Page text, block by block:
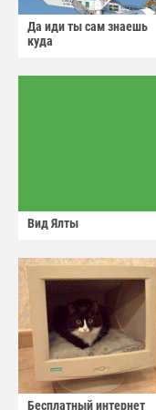
Да иди ты сам знаешь
куда
Вид Ялты
Бесплатный интернет